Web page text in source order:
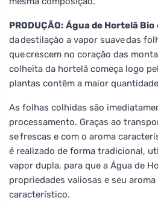
PRODUÇÃO: Água de Hortelã Bio
da destilação a vapor suave das
que crescem no coração das
colheita da hortelã começa logo
plantas contêm a maior
As folhas colhidas são
processamento. Graças ao
se frescas e com o aroma
é realizado de forma tradicional,
vapor dupla, para que a Água de
propriedades valiosas e seu
característico.